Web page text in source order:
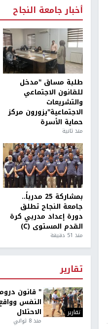
أخبار جامعة النجاح
طلبة مساق "مدخل
للقانون الاجتماعي
والتشريعات
الاجتماعية"يزورون مركز
حماية الأسرة
منذ ثانية
بمشاركة 25 مدرباً..
جامعة النجاح تطلق
دورة إعداد مدربي كرة
القدم المستوى (C)
منذ 51 دقيقة
تقارير
تقارير
" قانون
النفس
الاحتلال
منذ 8 ثواني